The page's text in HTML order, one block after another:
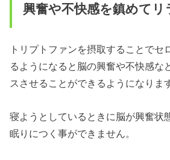
興奮や不快感を鎮めて
トリプトファンを摂取することでセ
るようになると脳の興奮や不快感な
スさせることができるようになりま
寝ようとしているときに脳が興奮状
眠りにつく事ができません。